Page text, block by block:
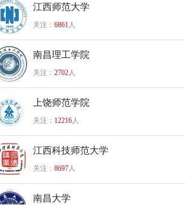
江西师范大学
关注： 6861人
南昌理工学院
关注： 2702人
上饶师范学院
关注： 12216人
江西科技师范大学
关注： 8697人
南昌大学